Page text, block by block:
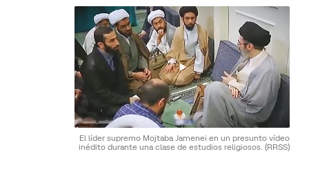
El líder supremo Mojtaba Jamenei en un presunto vídeo
inédito durante una clase de estudios religiosos. (RRSS)